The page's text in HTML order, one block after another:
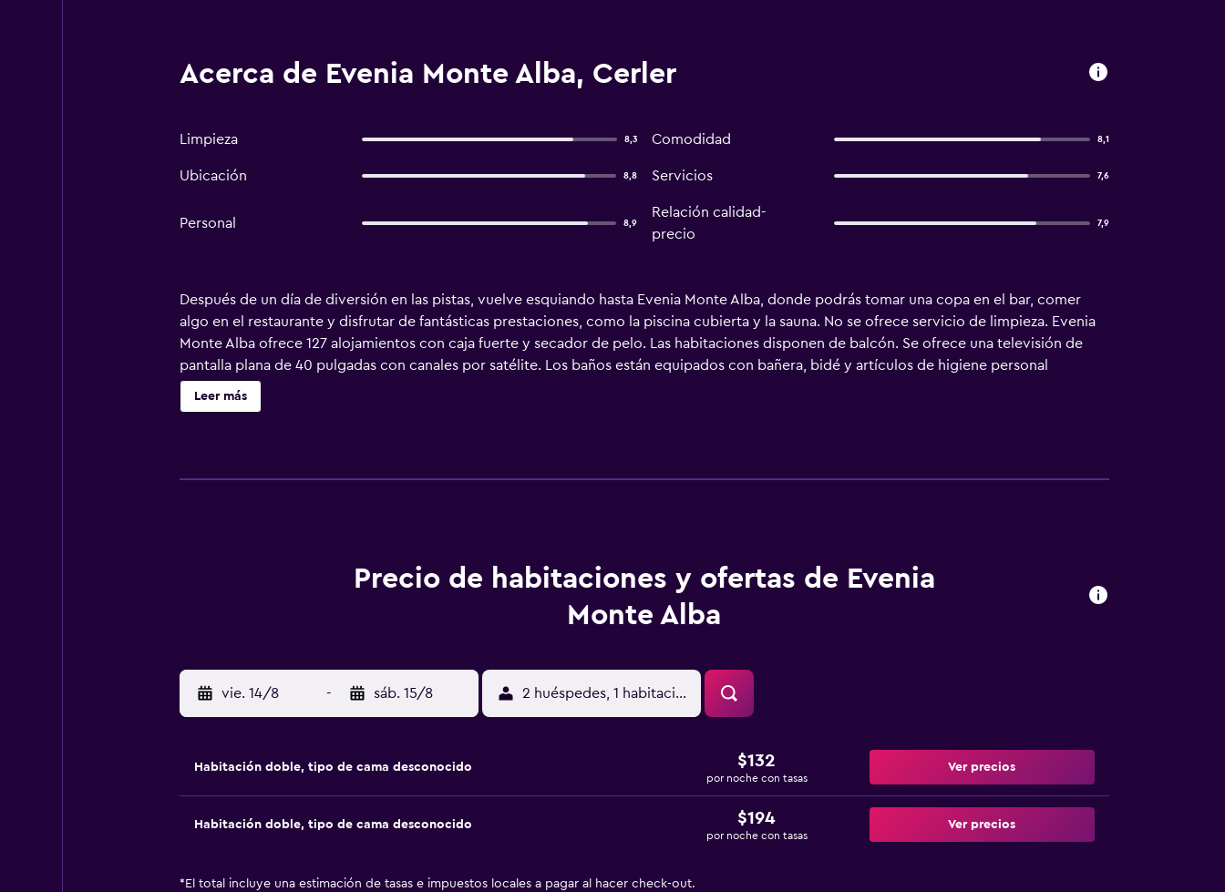
Acerca de Evenia Monte Alba, Cerler
Limpieza 8,3 Comodidad 8,1
Ubicación 8,8 Servicios 7,6
Personal 8,9
Relación calidad-
precio
7,9
Después de un día de diversión en las pistas, vuelve esquiando hasta Evenia Monte Alba, donde podrás tomar una copa en el bar, comer
algo en el restaurante y disfrutar de fantásticas prestaciones, como la piscina cubierta y la sauna. No se ofrece servicio de limpieza. Evenia
Monte Alba ofrece 127 alojamientos con caja fuerte y secador de pelo. Las habitaciones disponen de balcón. Se ofrece una televisión de
pantalla plana de 40 pulgadas con canales por satélite. Los baños están equipados con bañera, bidé y artículos de higiene personal
gratuitos. Dispone de acceso wifi a Internet en las habitaciones (de pago). En el alojamiento hay piscina cubierta y piscina al aire libre de
temporada. Otros servicios de ocio y esparcimiento incluyen acceso directo a las pistas de esquí y sauna. Se pueden practicar las
Leer más
Precio de habitaciones y ofertas de Evenia
Monte Alba
vie. 14/8 - sáb. 15/8 2 huéspedes, 1 habitación
Habitación doble, tipo de cama desconocido $132
por noche con tasas
Ver precios
Habitación doble, tipo de cama desconocido $194
por noche con tasas
Ver precios
* El total incluye una estimación de tasas e impuestos locales a pagar al hacer check-out.